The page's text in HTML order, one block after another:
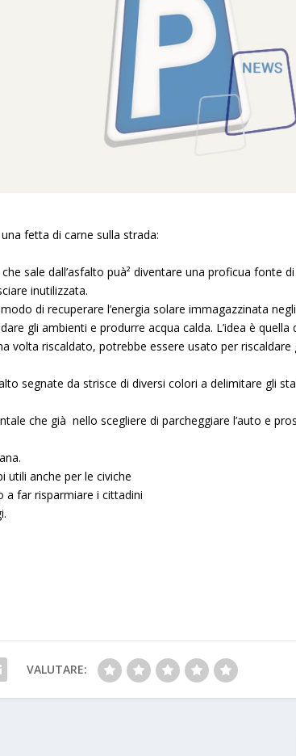
fetta di carne sulla strada:
sale dall’asfalto puà² diventare una proficua fonte
inutilizzata.
modo direcuperare l’energia solare immagazzinata
gli ambienti e produrre acqua calda. L’idea è quella
volta riscaldato, potrebbe essere usato per riscaldare
segnate da strisce di diversi colori a delimitare gli
che già nello scegliere di parcheggiare l’auto e
utili anche per le civiche
a far risparmiare i cittadini
VALUTARE: